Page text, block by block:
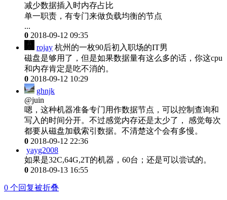
减少数据插入时内存占比
单一职责，有专门来做负载均衡的节点
...
0 2018-09-12 09:35
rojay 杭州的一枚90后初入职场的IT男
磁盘是够用了，但是如果数据量有这么多的话，你这cpu
和内存肯定是吃不消的。
0 2018-09-12 10:29
ghnjk
@juin
嗯，这种机器准备专门用作数据节点，可以控制查询和
写入的时间分开。不过感觉内存还是太少了， 感觉每次
都要从磁盘加载索引数据。不清楚这个会有多慢。
0 2018-09-12 22:36
yayg2008
如果是32C,64G,2T的机器，60台；还是可以尝试的。
0 2018-09-13 16:55
0 个回复被折叠